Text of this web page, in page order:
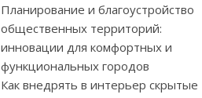
Планирование и благоустройство
общественных территорий:
инновации для комфортных и
функциональных городов
Как внедрять в интерьер скрытые